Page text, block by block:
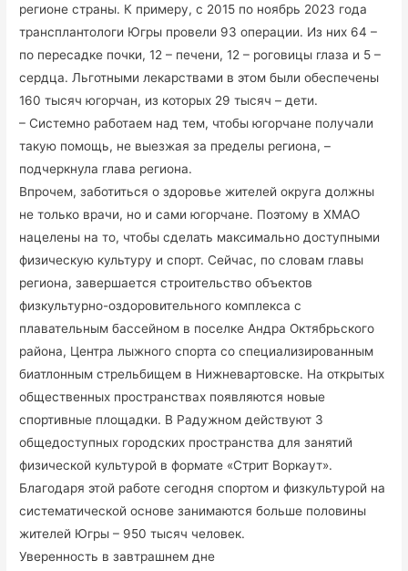
регионе страны. К примеру, с 2015 по ноябрь 2023 года
трансплантологи Югры провели 93 операции. Из них 64 –
по пересадке почки, 12 – печени, 12 – роговицы глаза и 5 –
сердца. Льготными лекарствами в этом были обеспечены
160 тысяч югорчан, из которых 29 тысяч – дети.
– Системно работаем над тем, чтобы югорчане получали
такую помощь, не выезжая за пределы региона, –
подчеркнула глава региона.
Впрочем, заботиться о здоровье жителей округа должны
не только врачи, но и сами югорчане. Поэтому в ХМАО
нацелены на то, чтобы сделать максимально доступными
физическую культуру и спорт. Сейчас, по словам главы
региона, завершается строительство объектов
физкультурно-оздоровительного комплекса с
плавательным бассейном в поселке Андра Октябрьского
района, Центра лыжного спорта со специализированным
биатлонным стрельбищем в Нижневартовске. На открытых
общественных пространствах появляются новые
спортивные площадки. В Радужном действуют 3
общедоступных городских пространства для занятий
физической культурой в формате «Стрит Воркаут».
Благодаря этой работе сегодня спортом и физкультурой на
систематической основе занимаются больше половины
жителей Югры – 950 тысяч человек.
Уверенность в завтрашнем дне